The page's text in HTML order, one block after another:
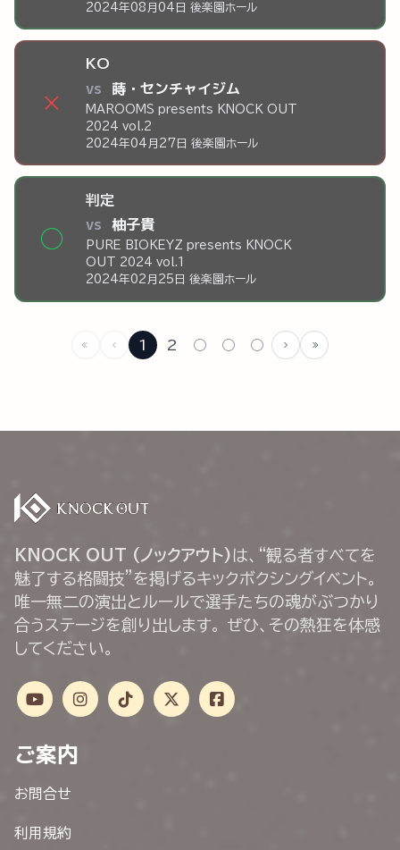
2024年08月04日 後楽園ホール
×
KO
vs 蒔・センチャイジム
MAROOMS presents KNOCK OUT
2024 vol.2
2024年04月27日 後楽園ホール
◯
判定
vs 柚子貴
PURE BIOKEYZ presents KNOCK
OUT 2024 vol.1
2024年02月25日 後楽園ホール
1 2 ○ ○ ○
KNOCK OUT (ノックアウト) は、“観る者すべてを
魅了する格闘技”を掲げるキックボクシングイベント。
唯一無二の演出とルールで選手たちの魂がぶつかり
合うステージを創り出します。 ぜひ、その熱狂を体感
してください。
ご案内
お問合せ
利用規約